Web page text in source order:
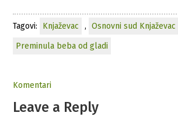
Tagovi: Knjaževac , Osnovni sud Knjaževac
Preminula beba od gladi
Komentari
Leave a Reply